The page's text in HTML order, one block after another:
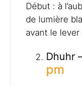
Début : à
de lumière
avant le lever
Dhuhr
pm